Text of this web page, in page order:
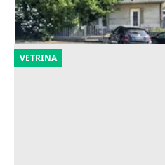
22/10/2026
VETRINA